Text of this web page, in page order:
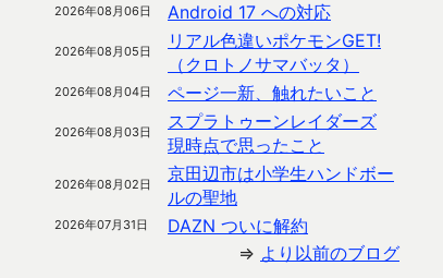
2026年08月06日 Android 17 への対応
2026年08月05日
リアル色違いポケモンGET!
（クロトノサマバッタ）
2026年08月04日 ページ一新、触れたいこと
2026年08月03日
スプラトゥーンレイダーズ
現時点で思ったこと
2026年08月02日
京田辺市は小学生ハンドボー
ルの聖地
2026年07月31日
DAZN ついに解約
⇒ より以前のブログ